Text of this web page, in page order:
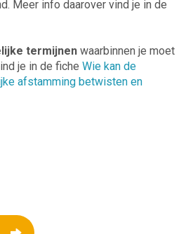
Meer info daarover vind je in de
termijnen waarbinnen je moet
je in de ficheWie kan de
afstamming betwisten en